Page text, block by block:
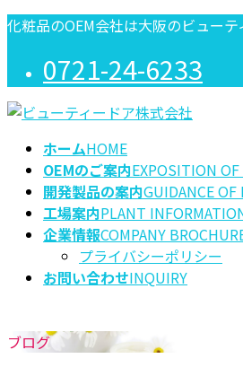
コ
ン
ツ
ナ
ー
シ
化粧品のOEM会社は大阪のビュー
0721-24-6233
ホームHOME
OEMのご案内EXPOSITION OF
開発製品の案内GUIDANCE OF
工場案内PLANT
企業情報COMPANY
プライバシーポリシー
お問い合わせINQUIRY
ブログ